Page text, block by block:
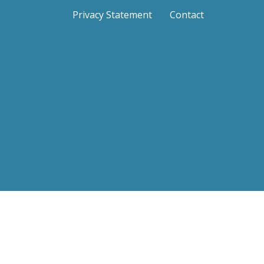
Privacy Statement Contact